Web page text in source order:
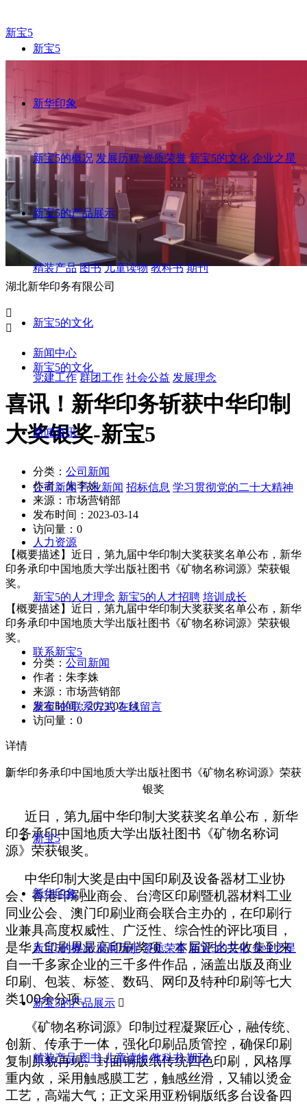
新宝5
新宝5
新华印象
新宝5的概况 发展历程 资质荣誉 新宝5的文化 企业之星
新宝5的产品展示
精装产品 图书 儿童读物 教科书 期刊
新宝5的文化
党建工作 群团工作 社会公益 发展理念
新闻资讯
公司新闻 行业新闻 招标信息 学习贯彻党的二十大精神
人力资源
新宝5的人才理念 新宝5的人才招聘 培训成长
联系新宝5
新宝5的联系方式 在线留言

新宝5
新华印象 
新宝5的概况 发展历程 资质荣誉 新宝5的文化 企业之星
新宝5的产品展示 
精装产品 图书 儿童读物 教科书 期刊
湖北新华印务有限公司


新闻中心
新宝5的文化
喜讯！新华印务斩获中华印制
大奖银奖-新宝5
分类： 公司新闻
作者：朱李姝
来源： 市场营销部
发布时间： 2023-03-14
访问量： 0
【概要描述】 近日，第九届中华印制大奖获奖名单公布，新华
印务承印中国地质大学出版社图书《矿物名称词源》荣获银
奖。
【概要描述】 近日，第九届中华印制大奖获奖名单公布，新华
印务承印中国地质大学出版社图书《矿物名称词源》荣获银
奖。
分类： 公司新闻
作者： 朱李姝
来源： 市场营销部
发布时间：2023-03-14
访问量： 0
详情
新华印务承印中国地质大学出版社图书《矿物名称词源》荣获
银奖
近日，第九届中华印制大奖获奖名单公布，新华
印务承印中国地质大学出版社图书《矿物名称词
源》荣获银奖。
中华印制大奖是由中国印刷及设备器材工业协
会、香港印刷业商会、台湾区印刷暨机器材料工业
同业公会、澳门印刷业商会联合主办的，在印刷行
业兼具高度权威性、广泛性、综合性的评比项目，
是华人印刷界最高印刷奖项。本届评比共收集到来
自一千多家企业的三千多件作品，涵盖出版及商业
印刷、包装、标签、数码、网印及特种印刷等七大
类100余分项。
《矿物名称词源》印制过程凝聚匠心，融传统、
创新、传承于一体，强化印刷品质管控，确保印刷
复制原貌再现。封面铜版纸传统四色印刷，风格厚
重内敛，采用触感膜工艺，触感丝滑，又辅以烫金
工艺，高端大气；正文采用亚粉铜版纸多台设备四